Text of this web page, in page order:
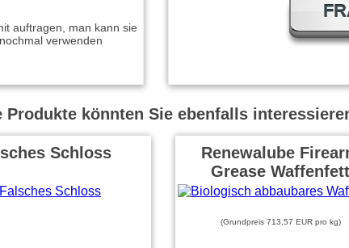
auftragen, man kann sie
verwenden
Produkte könnten Sie ebenfalls
Schloss
Renewalube
Grease Waffenfett
(Grundpreis 713,57 EUR pro kg)